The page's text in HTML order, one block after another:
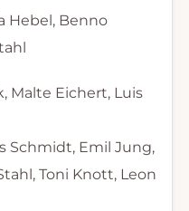
Hebel, Benno
Malte Eichert, Luis
Schmidt, Emil Jung,
Toni Knott, Leon